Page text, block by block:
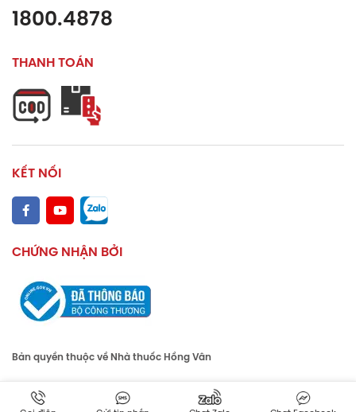
1800.4878
THANH TOÁN
KẾT NỐI
CHỨNG NHẬN BỞI
Bản quyền thuộc về Nhà thuốc Hồng Vân